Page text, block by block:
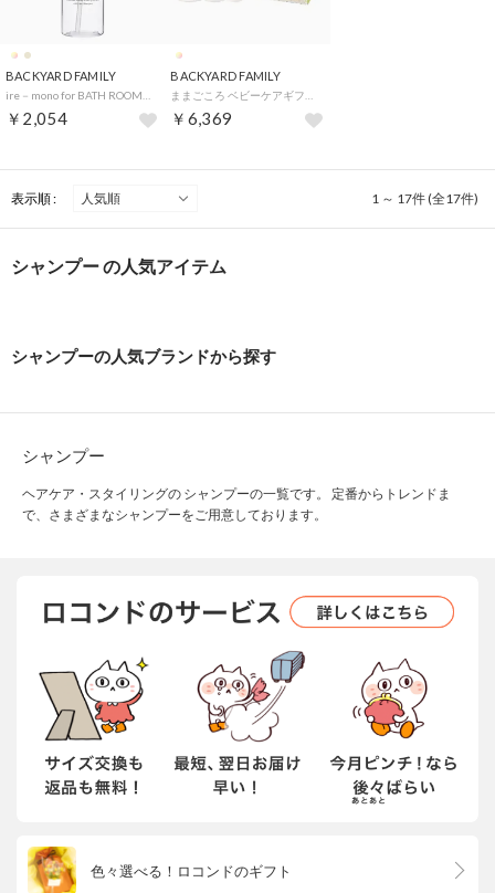
BACKYARD FAMILY
￥2,054
BACKYARD FAMILY
￥6,369
表示順 : 1 ～ 17件 (全17件)
シャンプー の人気アイテム
シャンプーの人気ブランドから探す
シャンプー
ヘアケア・スタイリングの シャンプーの一覧です。 定番からトレンドま
で、さまざまなシャンプーをご用意しております。
色々選べる！ロコンドのギフト